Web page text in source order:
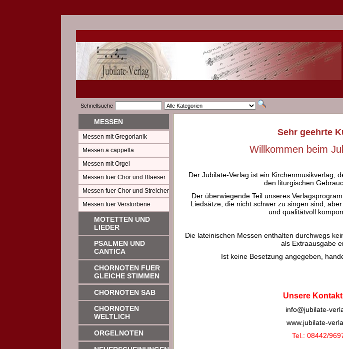
Schnellsuche
MESSEN
Messen mit Gregorianik
Messen a cappella
Messen mit Orgel
Messen fuer Chor und Blaeser
Messen fuer Chor und Streicher
Messen fuer Verstorbene
MOTETTEN UND
LIEDER
PSALMEN UND
CANTICA
CHORNOTEN FUER
GLEICHE STIMMEN
CHORNOTEN SAB
CHORNOTEN
WELTLICH
ORGELNOTEN
Sehr geehrte
Willkommen beim
Der Jubilate-Verlag ist ein Kirchenmusikverlag,
den liturgischen
Der überwiegende Teil unseres
Liedsätze, die nicht schwer zu singen sind,
und qualitätvoll
Die lateinischen Messen enthalten durchwegs
als Extraausgabe
Ist keine Besetzung angegeben,
Unsere
info@jubilate-
www.jubilate-
Tel.: 08442/